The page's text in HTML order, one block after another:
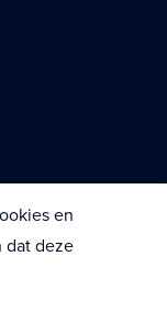
en
dat deze